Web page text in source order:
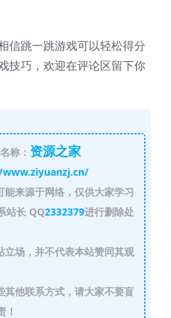
信跳一跳游戏可以轻松得分
技巧，欢迎在评论区留下你
称： 资源之家
来源于网络，仅供大家学习
站长 QQ2332379进行删除处
场，并不代表本站赞同其观
他联系方式，请大家不要盲
！